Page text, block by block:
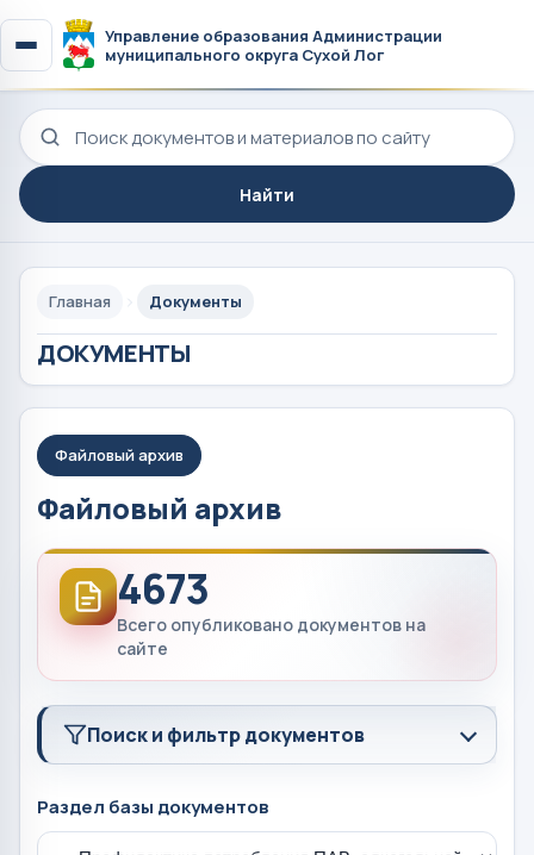
Управление образования Администрации
муниципального округа Сухой Лог
Поиск по сайту
Найти
Главная Документы
ДОКУМЕНТЫ
Файловый архив
Файловый архив
4673
Всего опубликовано документов на
сайте
Поиск и фильтр документов
Раздел базы документов